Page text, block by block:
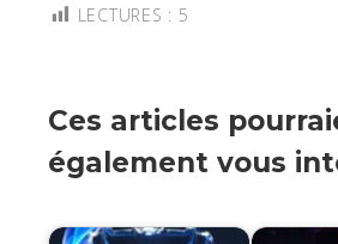
LECTURES : 5
Ces articles
également vous